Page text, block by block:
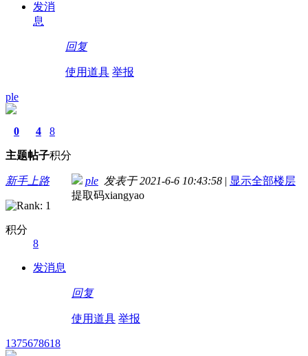
发消
息
回复
使用道具 举报
ple
0
主题
4
帖子
8
积分
新手上路
积分
8
发消息
ple 发表于 2021-6-6 10:43:58 | 显示全部楼层
提取码xiangyao
回复
使用道具 举报
1375678618